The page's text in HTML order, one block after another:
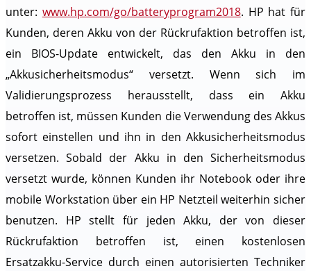
unter: www.hp.com/go/batteryprogram2018. HP hat für
Kunden, deren Akku von der Rückrufaktion betroffen ist,
ein BIOS-Update entwickelt, das den Akku in den
„Akkusicherheitsmodus“ versetzt. Wenn sich im
Validierungsprozess herausstellt, dass ein Akku
betroffen ist, müssen Kunden die Verwendung des Akkus
sofort einstellen und ihn in den Akkusicherheitsmodus
versetzen. Sobald der Akku in den Sicherheitsmodus
versetzt wurde, können Kunden ihr Notebook oder ihre
mobile Workstation über ein HP Netzteil weiterhin sicher
benutzen. HP stellt für jeden Akku, der von dieser
Rückrufaktion betroffen ist, einen kostenlosen
Ersatzakku-Service durch einen autorisierten Techniker